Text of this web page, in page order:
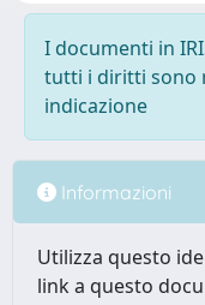
I documenti in
tutti i diritti sono
indicazione
Informazioni
Utilizza questo
link a questo